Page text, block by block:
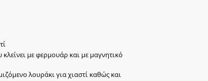
με φερμουάρ και με μαγνητικό
λουράκι για χιαστί καθώς και